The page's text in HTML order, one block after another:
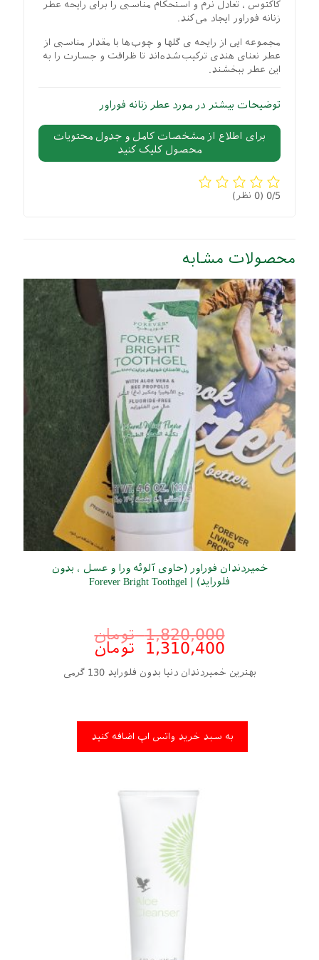
کاکتوس ، تعادل نرم و استحکام مناسبی را برای رایحه عطر
زنانه فوراور ایجاد می‌کند.
مجموعه ایی از رایحه ی گل­ها و چوب‌ها با مقدار مناسبی از
عطر نعنای هندی ترکیب‌شده‌اند تا ظرافت و جسارت را به
این عطر ببخشند.
توضیحات بیشتر در مورد عطر زنانه فوراور
برای اطلاع از مشخصات کامل و جدول محتویات
محصول کلیک کنید
0/5 (0 نظر)
محصولات مشابه
خمیردندان فوراور (حاوی آلوئه ورا و عسل ، بدون
فلوراید) | Forever Bright Toothgel
1,820,000 تومان
1,310,400 تومان
بهترین خمیردندان دنیا بدون فلوراید 130 گرمی
به سبد خرید واتس اپ اضافه کنید